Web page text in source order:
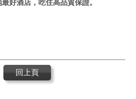
好酒店，吃住高品質保證。
回上頁